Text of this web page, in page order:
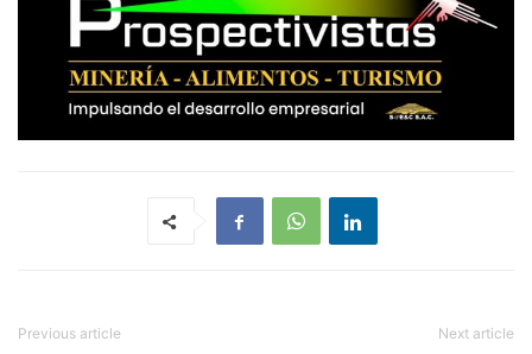
Previous article Next article